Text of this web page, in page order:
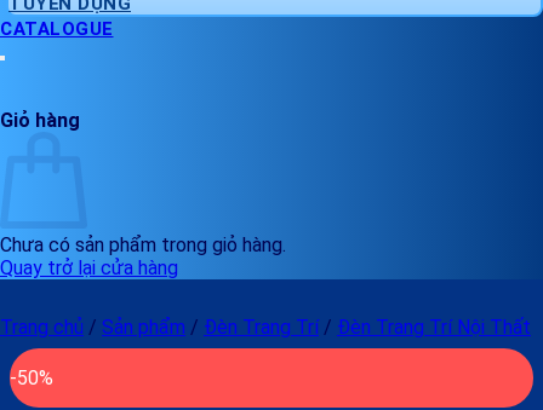
CATALOGUE
Giỏ hàng
Chưa có sản phẩm trong giỏ hàng.
Quay trở lại cửa hàng
Trang chủ / Sản phẩm / Đèn Trang Trí / Đèn Trang Trí Nội Thất
-50%